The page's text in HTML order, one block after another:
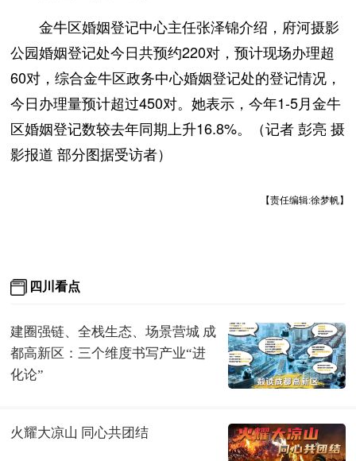
金牛区婚姻登记中心主任张泽锦介绍，府河摄影
公园婚姻登记处今日共预约220对，预计现场办理超
60对，综合金牛区政务中心婚姻登记处的登记情况，
今日办理量预计超过450对。她表示，今年1-5月金牛
区婚姻登记数较去年同期上升16.8%。（记者 彭亮 摄
影报道 部分图据受访者）
【责任编辑:徐梦帆】